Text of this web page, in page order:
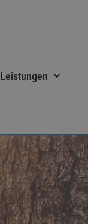
Leistungen